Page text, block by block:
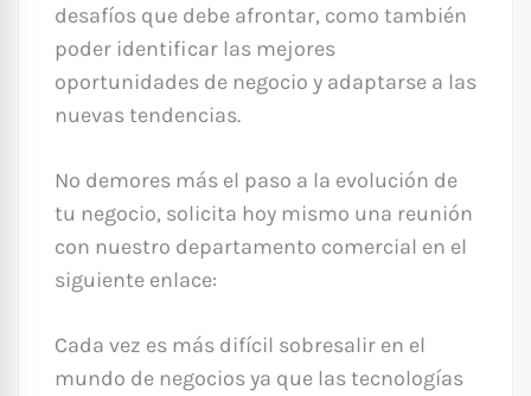
desafíos que debe afrontar, como también
poder identificar las mejores
oportunidades de negocio y adaptarse a las
nuevas tendencias.
No demores más el paso a la evolución de
tu negocio, solicita hoy mismo una reunión
con nuestro departamento comercial en el
siguiente enlace:
Cada vez es más difícil sobresalir en el
mundo de negocios ya que las tecnologías